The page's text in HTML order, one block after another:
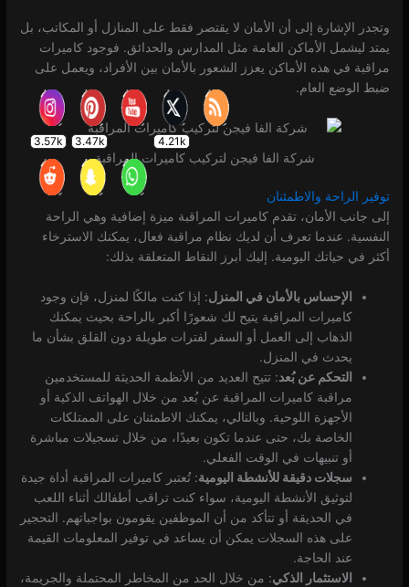
وتجدر الإشارة إلى أن الأمان لا يقتصر فقط على المنازل أو المكاتب، بل
يمتد ليشمل الأماكن العامة مثل المدارس والحدائق. فوجود كاميرات
مراقبة في هذه الأماكن يعزز الشعور بالأمان بين الأفراد، ويعمل على
ضبط الوضع العام.
شركة الفا فيجن لتركيب كاميرات المراقبة
توفير الراحة والاطمئنان
إلى جانب الأمان، تقدم كاميرات المراقبة ميزة إضافية وهي الراحة
النفسية. عندما تعرف أن لديك نظام مراقبة فعال، يمكنك الاسترخاء
أكثر في حياتك اليومية. إليك أبرز النقاط المتعلقة بذلك:
الإحساس بالأمان في المنزل: إذا كنت مالكًا لمنزل، فإن وجود
كاميرات المراقبة يتيح لك شعورًا أكبر بالراحة بحيث يمكنك
الذهاب إلى العمل أو السفر لفترات طويلة دون القلق بشأن ما
يحدث في المنزل.
التحكم عن بُعد: تتيح العديد من الأنظمة الحديثة للمستخدمين
مراقبة كاميرات المراقبة عن بُعد من خلال الهواتف الذكية أو
الأجهزة اللوحية. وبالتالي، يمكنك الاطمئنان على الممتلكات
الخاصة بك، حتى عندما تكون بعيدًا، من خلال تسجيلات مباشرة
أو تنبيهات في الوقت الفعلي.
سجلات دقيقة للأنشطة اليومية: تُعتبر كاميرات المراقبة أداة جيدة
لتوثيق الأنشطة اليومية، سواء كنت تراقب أطفالك أثناء اللعب
في الحديقة أو تتأكد من أن الموظفين يقومون بواجباتهم. التحجير
على هذه السجلات يمكن أن يساعد في توفير المعلومات القيمة
عند الحاجة.
الاستثمار الذكي: من خلال الحد من المخاطر المحتملة والجريمة،